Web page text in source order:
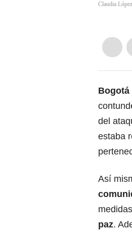
Claudia
Bogotá
del
estaba
Así
paz.